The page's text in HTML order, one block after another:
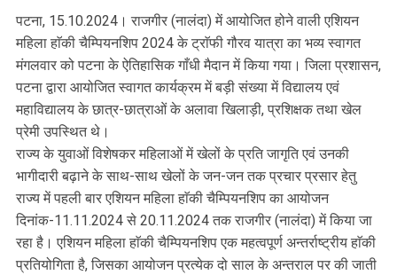
पटना, 15.10.2024। राजगीर (नालंदा) में आयोजित होने वाली एशियन
महिला हाॅकी चैम्पियनशिप 2024 के ट्राॅफी गौरव यात्रा का भव्य स्वागत
मंगलवार को पटना के ऐतिहासिक गाँधी मैदान में किया गया। जिला प्रशासन,
पटना द्वारा आयोजित स्वागत कार्यक्रम में बड़ी संख्या में विद्यालय एवं
महाविद्यालय के छात्र-छात्राओं के अलावा खिलाड़ी, प्रशिक्षक तथा खेल
प्रेमी उपस्थित थे।
राज्य के युवाओं विशेषकर महिलाओं में खेलों के प्रति जागृति एवं उनकी
भागीदारी बढ़ाने के साथ-साथ खेलों के जन-जन तक प्रचार प्रसार हेतु
राज्य में पहली बार एशियन महिला हाॅकी चैम्पियनशिप का आयोजन
दिनांक-11.11.2024 से 20.11.2024 तक राजगीर (नालंदा) में किया जा
रहा है। एशियन महिला हाॅकी चैम्पियनशिप एक महत्वपूर्ण अन्तर्राष्ट्रीय हाॅकी
प्रतियोगिता है, जिसका आयोजन प्रत्येक दो साल के अन्तराल पर की जाती